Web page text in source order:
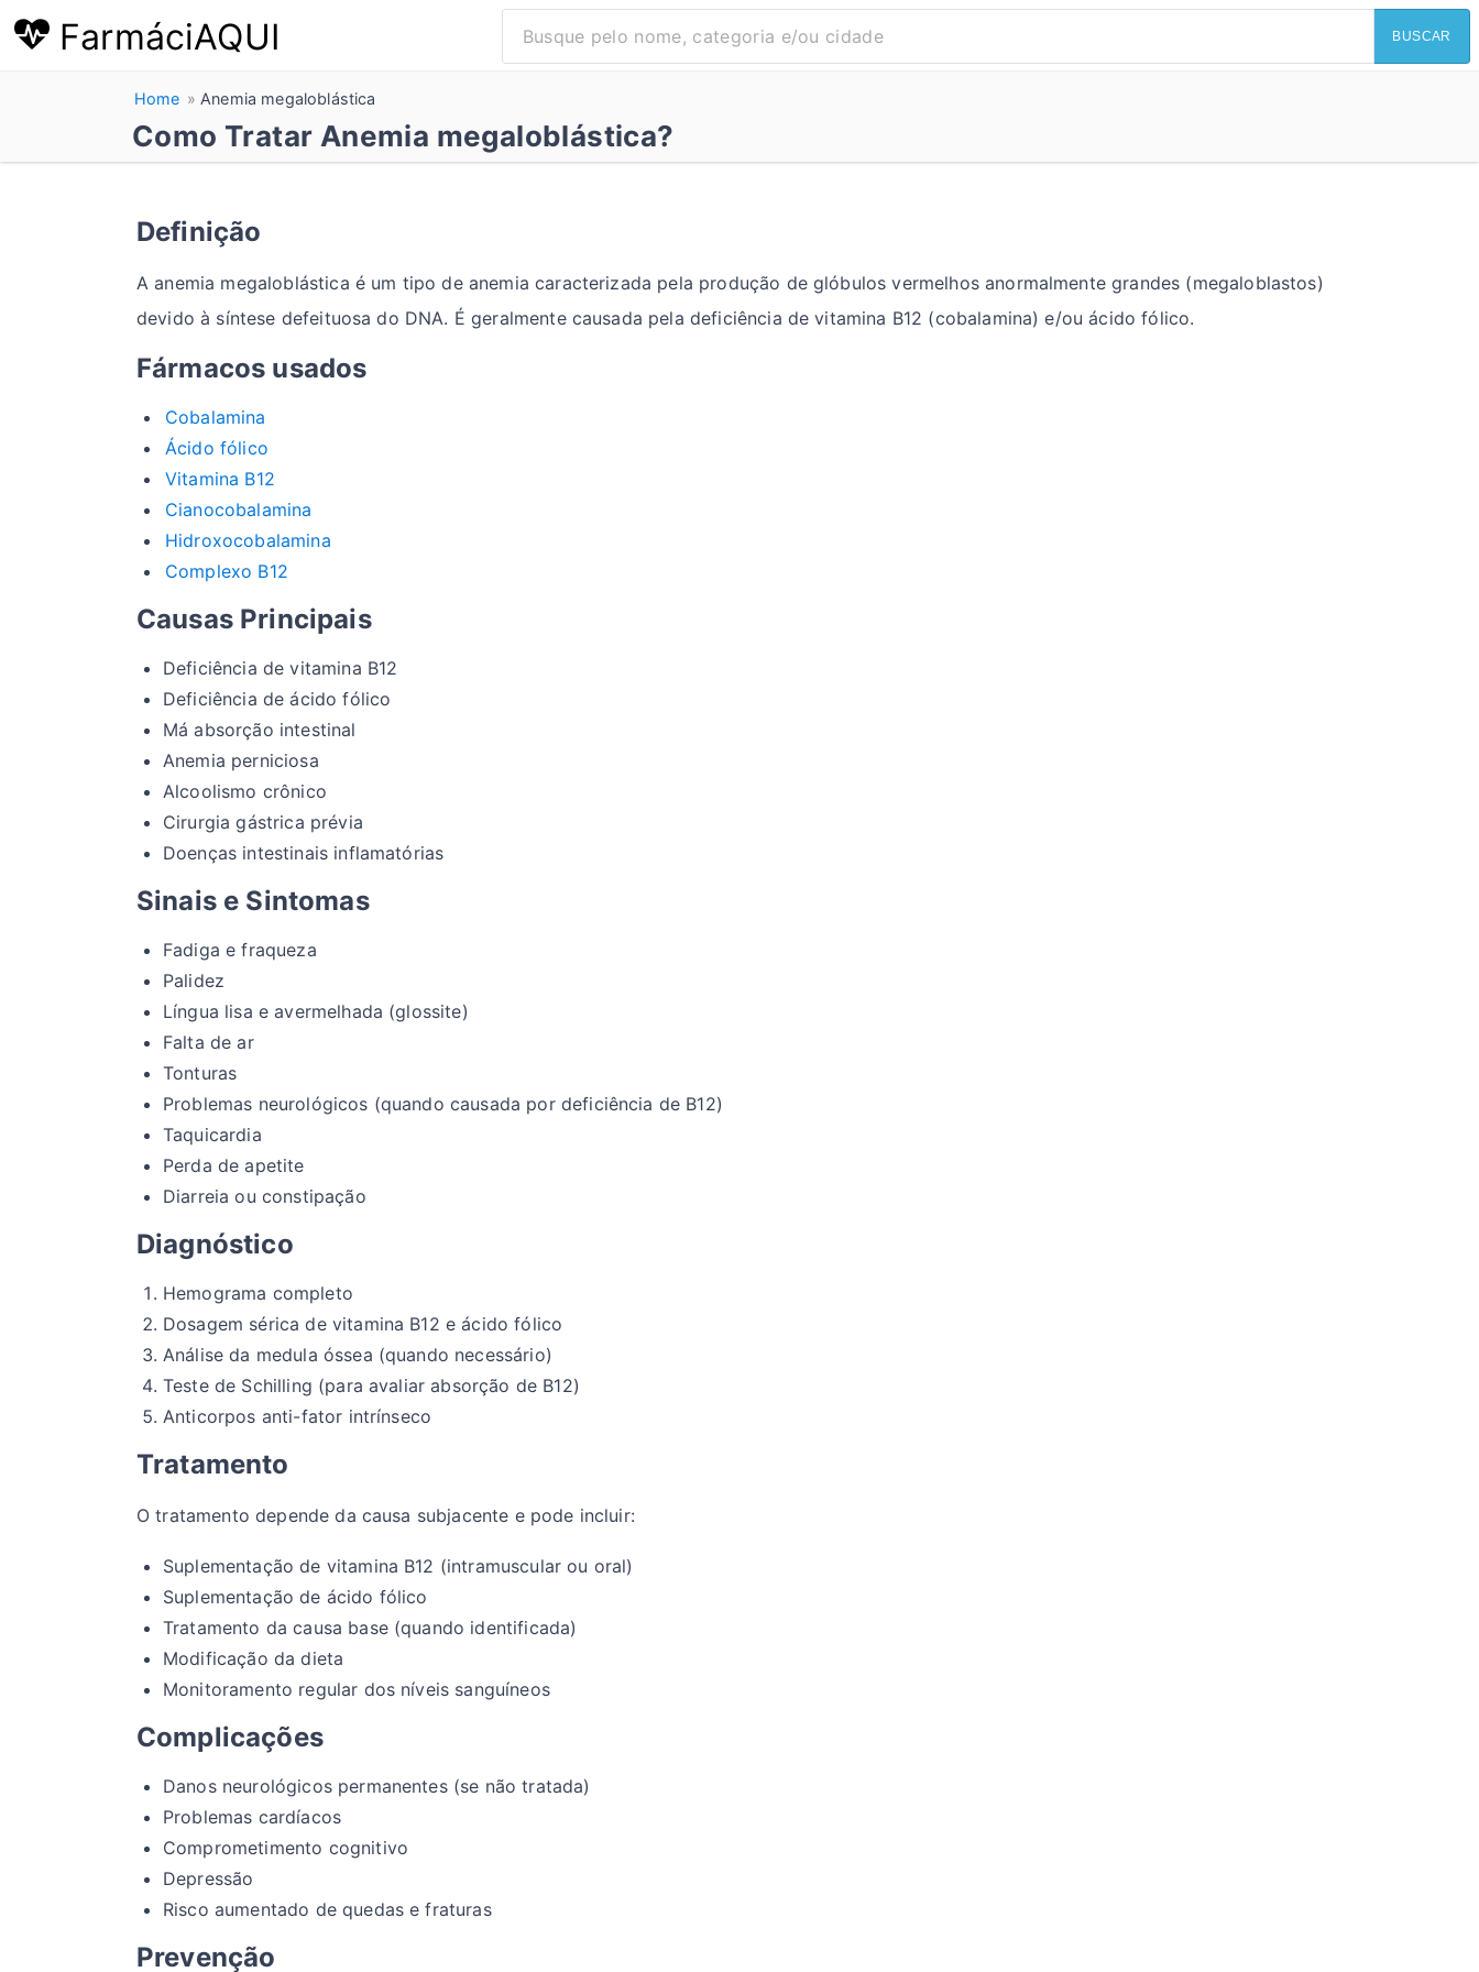
FarmáciAQUI BUSCAR
Home Anemia megaloblástica
Como Tratar Anemia megaloblástica?
Definição
A anemia megaloblástica é um tipo de anemia caracterizada pela produção de glóbulos vermelhos anormalmente grandes (megaloblastos)
devido à síntese defeituosa do DNA. É geralmente causada pela deficiência de vitamina B12 (cobalamina) e/ou ácido fólico.
Fármacos usados
Cobalamina
Ácido fólico
Vitamina B12
Cianocobalamina
Hidroxocobalamina
Complexo B12
Causas Principais
Deficiência de vitamina B12
Deficiência de ácido fólico
Má absorção intestinal
Anemia perniciosa
Alcoolismo crônico
Cirurgia gástrica prévia
Doenças intestinais inflamatórias
Sinais e Sintomas
Fadiga e fraqueza
Palidez
Língua lisa e avermelhada (glossite)
Falta de ar
Tonturas
Problemas neurológicos (quando causada por deficiência de B12)
Taquicardia
Perda de apetite
Diarreia ou constipação
Diagnóstico
Hemograma completo
Dosagem sérica de vitamina B12 e ácido fólico
Análise da medula óssea (quando necessário)
Teste de Schilling (para avaliar absorção de B12)
Anticorpos anti-fator intrínseco
Tratamento
O tratamento depende da causa subjacente e pode incluir:
Suplementação de vitamina B12 (intramuscular ou oral)
Suplementação de ácido fólico
Tratamento da causa base (quando identificada)
Modificação da dieta
Monitoramento regular dos níveis sanguíneos
Complicações
Danos neurológicos permanentes (se não tratada)
Problemas cardíacos
Comprometimento cognitivo
Depressão
Risco aumentado de quedas e fraturas
Prevenção